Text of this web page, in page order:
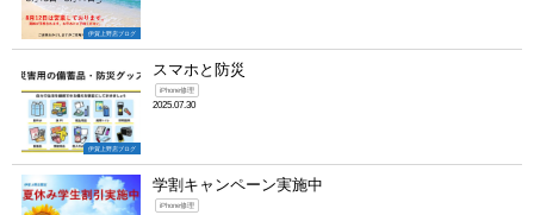
伊賀上野店ブログ
伊賀上野店ブログ
スマホと防災
iPhone修理
2025.07.30
学割キャンペーン実施中
iPhone修理